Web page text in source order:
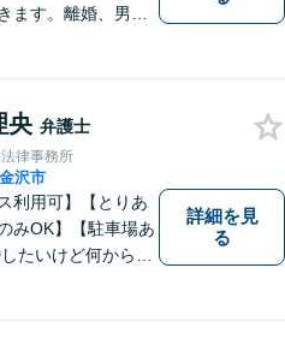
ます。離婚、男女
ださい。
央 弁護士
律事務所
金沢市
利用可】【とりあ
みOK】【駐車場あ
たいけど何から始
詳細を見
る